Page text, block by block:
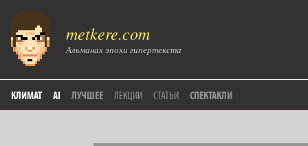
metkere.com
Альманах эпохи гипертекста
КЛИМАТ AI ЛУЧШЕЕ ЛЕКЦИИ СТАТЬИ СПЕКТАКЛИ